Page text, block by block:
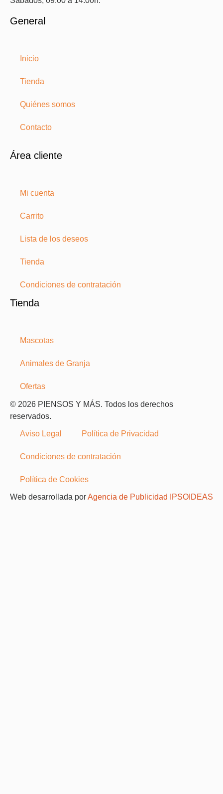
General
Inicio
Tienda
Quiénes somos
Contacto
Área cliente
Mi cuenta
Carrito
Lista de los deseos
Tienda
Condiciones de contratación
Tienda
Mascotas
Animales de Granja
Ofertas
© 2026 PIENSOS Y MÁS. Todos los derechos
reservados.
Aviso Legal Política de Privacidad
Condiciones de contratación
Política de Cookies
Web desarrollada porAgencia de Publicidad IPSOIDEAS